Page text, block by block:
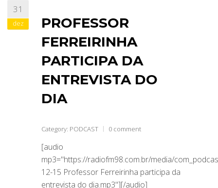
ABRANGÊNCIA
31
dez
PROFESSOR
FERREIRINHA
PARTICIPA DA
ENTREVISTA DO
DIA
Category: PODCAST 0 comment
[audio
mp3="https://radiofm98.com.br/media/
12-15 Professor Ferreirinha participa da
entrevista do dia.mp3"][/audio]